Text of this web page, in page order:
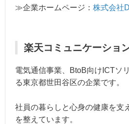
≫企業ホームページ： 株式会社
楽天コミュニケーショ
電気通信事業、BtoB向けICTソ
る東京都世田谷区の企業です。
社員の暮らしと心身の健康を支
を整えています。